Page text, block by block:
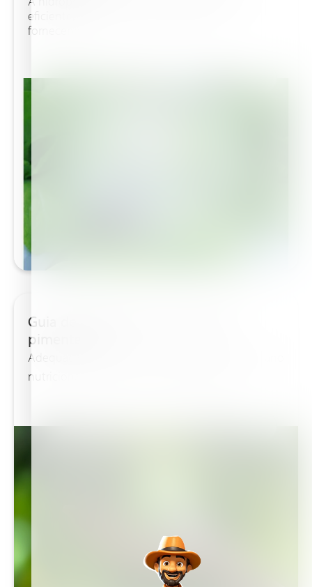
eficiente, limpo e altamente produtivo,
fornecendo...
Guia de fertilizantes e cultura de
pimenteiras
Adequação de fertilizantes de pimenteiras e plano
nutricional conforme as necessidades de...